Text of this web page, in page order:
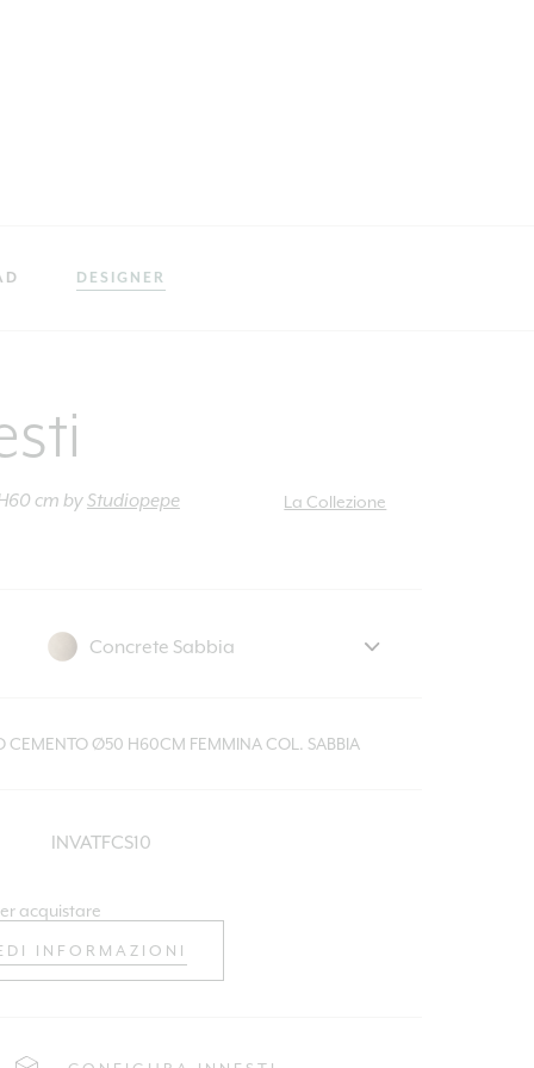
DESIGNER
cm byStudiopepe La Collezione
CEMENTO Ø50 H60CM FEMMINA COL. SABBIA
INVATFCS10
acquistare
INFORMAZIONI